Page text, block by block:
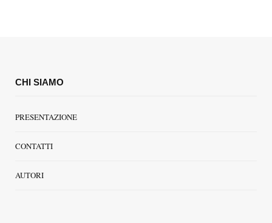
CHI SIAMO
PRESENTAZIONE
CONTATTI
AUTORI